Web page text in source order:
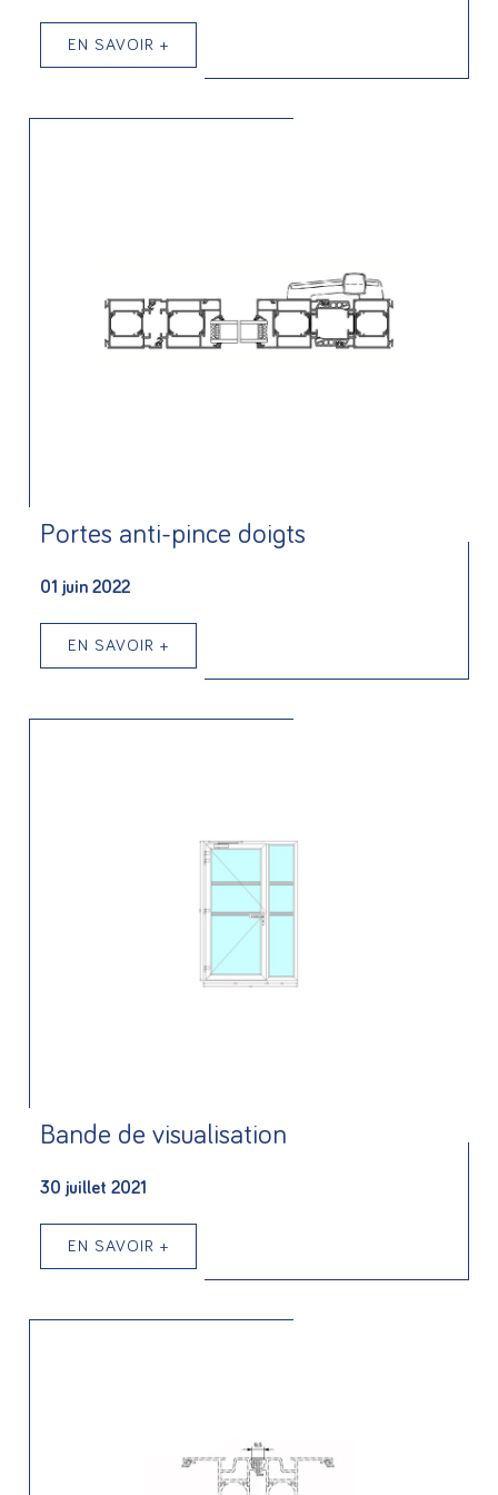
EN SAVOIR +
Portes anti-pince doigts
01 juin 2022
EN SAVOIR +
Bande de visualisation
30 juillet 2021
EN SAVOIR +